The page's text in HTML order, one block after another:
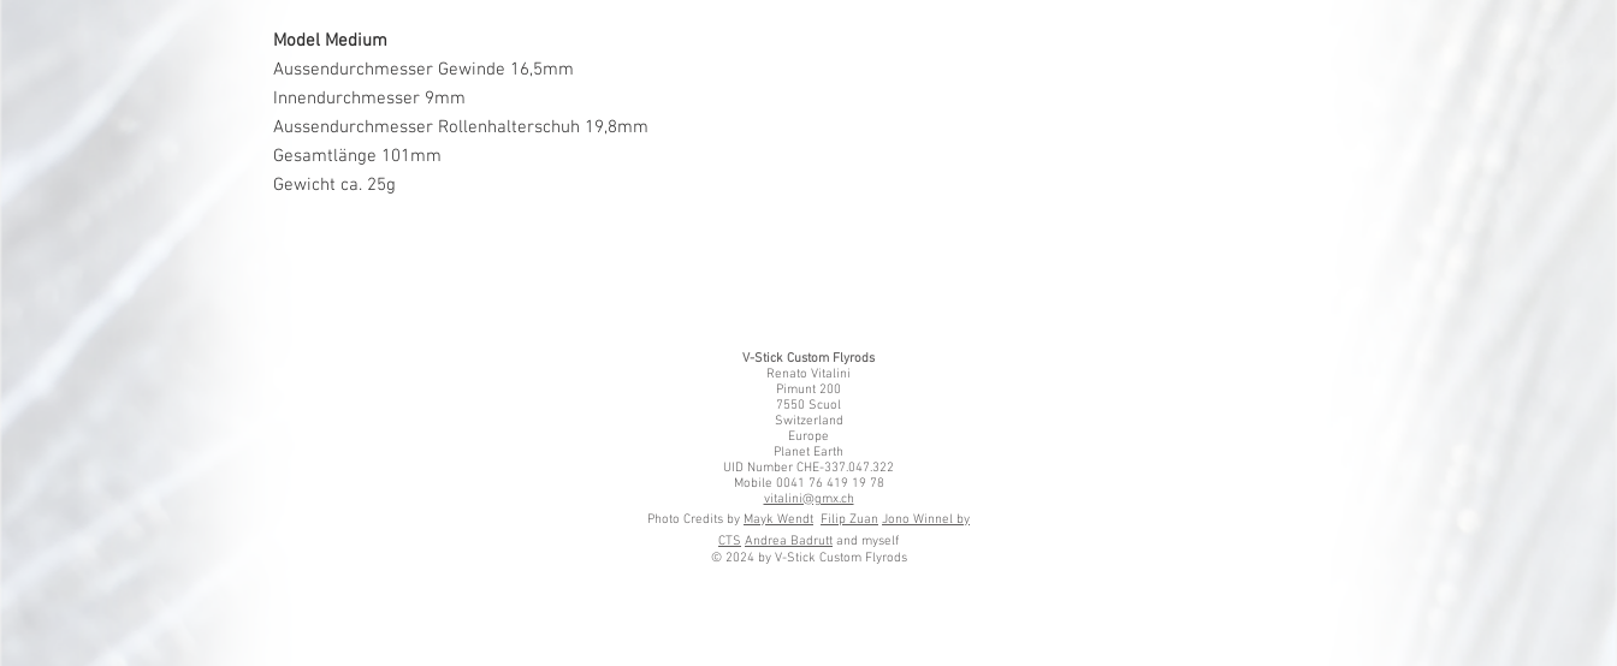
Model Medium
Aussendurchmesser Gewinde 16,5mm
Innendurchmesser 9mm
Aussendurchmesser Rollenhalterschuh 19,8mm
Gesamtlänge 101mm
Gewicht ca. 25g
V-Stick Custom Flyrods
Renato Vitalini
Pimunt 200
7550 Scuol
Switzerland
Europe
Planet Earth
UID Number CHE-337.047.322
Mobile 0041 76 419 19 78
vitalini@gmx.ch
Photo Credits by Mayk Wendt Filip Zuan Jono Winnel by
CTS Andrea Badrutt and myself
© 2024 by V-Stick Custom Flyrods